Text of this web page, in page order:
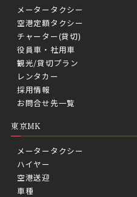
メータータクシー
空港定額タクシー
チャーター(貸切)
役員車・社用車
観光/貸切プラン
レンタカー
採用情報
お問合せ先一覧
東京MK
メータータクシー
ハイヤー
空港送迎
車種